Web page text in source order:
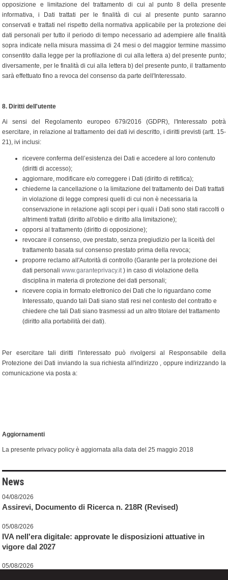
opposizione e limitazione del trattamento di cui al punto 8 della presente
informativa, i Dati trattati per le finalità di cui al presente punto saranno
conservati e trattati nel rispetto della normativa applicabile per la protezione dei
dati personali per tutto il periodo di tempo necessario ad adempiere alle finalità
sopra indicate nella misura massima di 24 mesi o del maggior termine massimo
consentito dalla legge per la profilazione di cui alla lettera a) del presente punto;
diversamente, per le finalità di cui alla lettera b) del presente punto, il trattamento
sarà effettuato fino a revoca del consenso da parte dell'Interessato.
8. Diritti dell'utente
Ai sensi del Regolamento europeo 679/2016 (GDPR), l'Interessato potrà
esercitare, in relazione al trattamento dei dati ivi descritto, i diritti previsti (artt. 15-
21), ivi inclusi:
ricevere conferma dell’esistenza dei Dati e accedere al loro contenuto
(diritti di accesso);
aggiornare, modificare e/o correggere i Dati (diritto di rettifica);
chiederne la cancellazione o la limitazione del trattamento dei Dati trattati
in violazione di legge compresi quelli di cui non è necessaria la
conservazione in relazione agli scopi per i quali i Dati sono stati raccolti o
altrimenti trattati (diritto all'oblio e diritto alla limitazione);
opporsi al trattamento (diritto di opposizione);
revocare il consenso, ove prestato, senza pregiudizio per la liceità del
trattamento basata sul consenso prestato prima della revoca;
proporre reclamo all'Autorità di controllo (Garante per la protezione dei
dati personaliwww.garanteprivacy.it) in caso di violazione della
disciplina in materia di protezione dei dati personali;
ricevere copia in formato elettronico dei Dati che lo riguardano come
Interessato, quando tali Dati siano stati resi nel contesto del contratto e
chiedere che tali Dati siano trasmessi ad un altro titolare del trattamento
(diritto alla portabilità dei dati).
Per esercitare tali diritti l'interessato può rivolgersi al Responsabile della
Protezione dei Dati inviando la sua richiesta all'indirizzo , oppure indirizzando la
comunicazione via posta a:
Aggiornamenti
La presente privacy policy è aggiornata alla data del 25 maggio 2018
News
04/08/2026
Assirevi, Documento di Ricerca n. 218R (Revised)
05/08/2026
IVA nell'era digitale: approvate le disposizioni attuative in
vigore dal 2027
05/08/2026